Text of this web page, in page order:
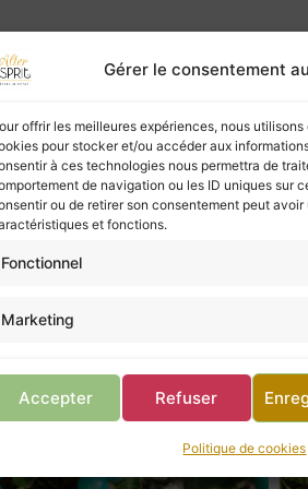
Gérer le consentement
offrir les meilleures expériences, nous
pour stocker et/ou accéder aux
à ces technologies nous permettra de
de navigation ou les ID uniques sur
ou de retirer son consentement peut
et fonctions.
Fonctionnel
Marketing
Accepter Refuser
Politique de cookies
à ceux qui les écoutent,
ne négligez pas la